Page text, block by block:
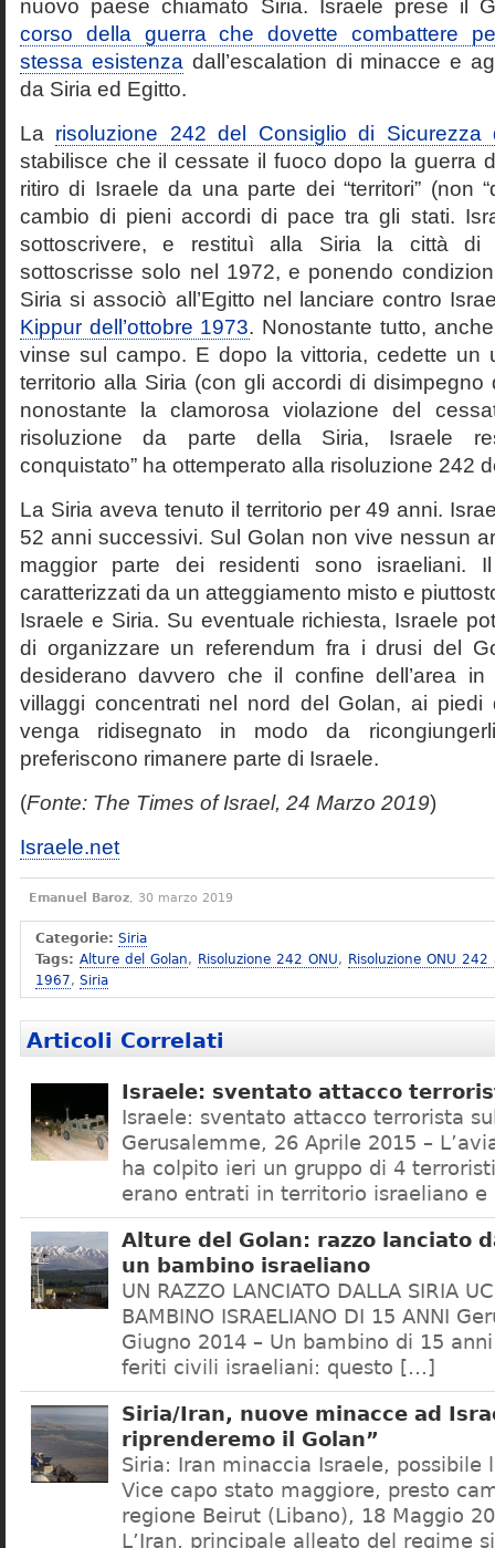
nuovo paese chiamato Siria. Israele prese il
corso della guerra che dovette combattere
stessa esistenza dall’escalation di minacce e
da Siria ed Egitto.
La risoluzione 242 del Consiglio di Sicurezza
stabilisce che il cessate il fuoco dopo la guerra
ritiro di Israele da una parte dei “territori” (non
cambio di pieni accordi di pace tra gli stati.
sottoscrivere, e restituì alla Siria la città di
sottoscrisse solo nel 1972, e ponendo
Siria si associò all’Egitto nel lanciare contro
Kippur dell’ottobre 1973. Nonostante tutto,
vinse sul campo. E dopo la vittoria, cedette un
territorio alla Siria (con gli accordi di disimpegno
nonostante la clamorosa violazione del
risoluzione da parte della Siria, Israele
conquistato” ha ottemperato alla risoluzione 242
La Siria aveva tenuto il territorio per 49 anni.
52 anni successivi. Sul Golan non vive nessun
maggior parte dei residenti sono israeliani.
caratterizzati da un atteggiamento misto e
Israele e Siria. Su eventuale richiesta, Israele
di organizzare un referendum fra i drusi del
desiderano davvero che il confine dell’area
villaggi concentrati nel nord del Golan, ai piedi
venga ridisegnato in modo da
preferiscono rimanere parte di Israele.
(Fonte: The Times of Israel, 24 Marzo 2019)
Israele.net
Emanuel Baroz, 30 marzo 2019
Categorie: Siria
Tags: Alture del Golan, Risoluzione 242 ONU, Risoluzione ONU
1967, Siria
Articoli Correlati
Israele: sventato attacco
Israele: sventato attacco terrorista
Gerusalemme, 26 Aprile 2015 –
ha colpito ieri un gruppo di 4
erano entrati in territorio israeliano
Alture del Golan: razzo lanciato
un bambino israeliano
UN RAZZO LANCIATO DALLA SIRIA
BAMBINO ISRAELIANO DI 15 ANNI
Giugno 2014 – Un bambino di 15
feriti civili israeliani: questo […]
Siria/Iran, nuove minacce ad
riprenderemo il Golan”
Siria: Iran minaccia Israele, possibile
Vice capo stato maggiore, presto
regione Beirut (Libano), 18 Maggio
L’Iran, principale alleato del regime